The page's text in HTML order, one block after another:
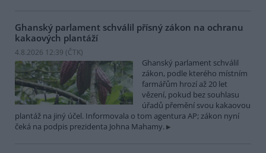
Ghanský parlament schválil přísný zákon na ochranu
kakaových plantáží
4.8.2026 12:39 (ČTK)
Ghanský parlament schválil
zákon, podle kterého místním
farmářům hrozí až 20 let
vězení, pokud bez souhlasu
úřadů přemění svou kakaovou
plantáž na jiný účel. Informovala o tom agentura AP; zákon nyní
čeká na podpis prezidenta Johna Mahamy.